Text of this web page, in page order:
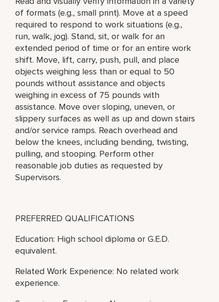
of formats (e.g., small print). Move at a speed
required to respond to work situations (e.g.,
run, walk, jog). Stand, sit, or walk for an
extended period of time or for an entire work
shift. Move, lift, carry, push, pull, and place
objects weighing less than or equal to 50
pounds without assistance and objects
weighing in excess of 75 pounds with
assistance. Move over sloping, uneven, or
slippery surfaces as well as up and down stairs
and/or service ramps. Reach overhead and
below the knees, including bending, twisting,
pulling, and stooping. Perform other
reasonable job duties as requested by
Supervisors.
PREFERRED QUALIFICATIONS
Education: High school diploma or G.E.D.
equivalent.
Related Work Experience: No related work
experience.